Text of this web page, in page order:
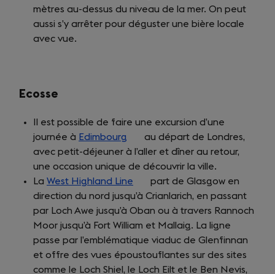
mètres au-dessus du niveau de la mer. On peut
aussi s’y arrêter pour déguster une bière locale
avec vue.
Ecosse
Il est possible de faire une excursion d’une
journée à Edimbourg (opens
in
a
new
tab)
au départ de Londres,
avec petit-déjeuner à l’aller et dîner au retour,
une occasion unique de découvrir la ville.
La West Highland Line (opens
in
a
new
tab)
part de Glasgow en
direction du nord jusqu’à Crianlarich, en passant
par Loch Awe jusqu’à Oban ou à travers Rannoch
Moor jusqu’à Fort William et Mallaig. La ligne
passe par l’emblématique viaduc de Glenfinnan
et offre des vues époustouflantes sur des sites
comme le Loch Shiel, le Loch Eilt et le Ben Nevis,